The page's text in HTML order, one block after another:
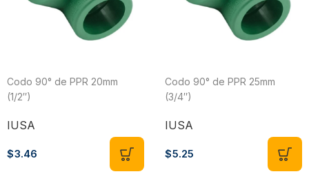
Codo 90° de PPR 20mm
(1/2″)
IUSA
$3.46
Codo 90° de PPR 25mm
(3/4″)
IUSA
$5.25